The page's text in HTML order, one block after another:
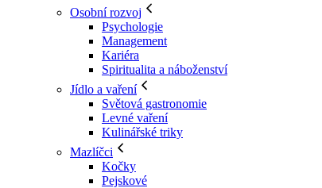
Osobní rozvoj
Psychologie
Management
Kariéra
Spiritualita a náboženství
Jídlo a vaření
Světová gastronomie
Levné vaření
Kulinářské triky
Mazlíčci
Kočky
Pejskové